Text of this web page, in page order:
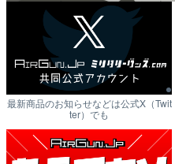
最新商品のお知らせなどは公式X（Twit
ter）でも